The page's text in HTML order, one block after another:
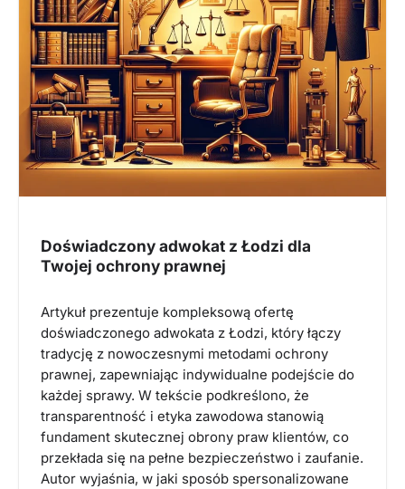
Doświadczony adwokat z Łodzi dla
Twojej ochrony prawnej
Artykuł prezentuje kompleksową ofertę
doświadczonego adwokata z Łodzi, który łączy
tradycję z nowoczesnymi metodami ochrony
prawnej, zapewniając indywidualne podejście do
każdej sprawy. W tekście podkreślono, że
transparentność i etyka zawodowa stanowią
fundament skutecznej obrony praw klientów, co
przekłada się na pełne bezpieczeństwo i zaufanie.
Autor wyjaśnia, w jaki sposób spersonalizowane